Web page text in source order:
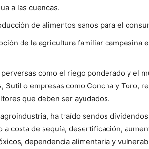
a las cuencas.
de alimentos sanos para el
de la agricultura familiar campesina
como el riego ponderado y el
Sutil o empresas como Concha y Toro,
que deben ser ayudados.
ha traído sendos
a costa de sequía, desertificación,
dependencia alimentaria y